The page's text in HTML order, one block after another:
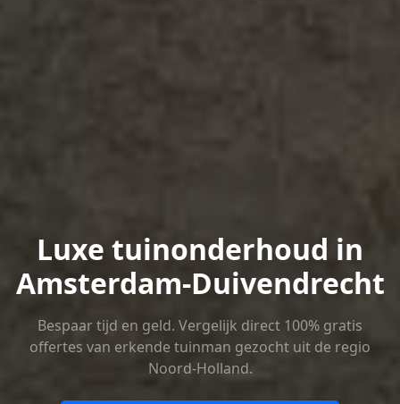
Luxe tuinonderhoud in
Amsterdam-Duivendrecht
Bespaar tijd en geld. Vergelijk direct 100% gratis
offertes van erkende tuinman gezocht uit de regio
Noord-Holland.